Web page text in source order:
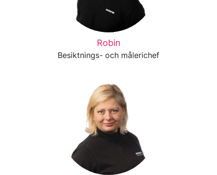
Robin
Besiktnings- och målerichef